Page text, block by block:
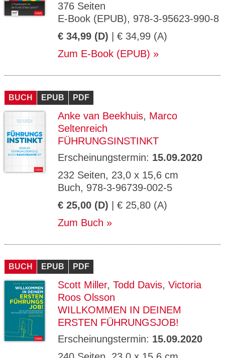
376 Seiten
E-Book (EPUB), 978-3-95623-990-8
€ 34,99 (D) | € 34,99 (A)
Zum E-Book (EPUB)
BUCH EPUB PDF
Anke van Beekhuis, Marco
Seltenreich
FÜHRUNGSINSTINKT
Erscheinungstermin: 15.09.2020
232 Seiten, 23,0 x 15,6 cm
Buch, 978-3-96739-002-5
€ 25,00 (D) | € 25,80 (A)
Zum Buch
BUCH EPUB PDF
Scott Miller, Todd Davis, Victoria
Roos Olsson
WILLKOMMEN IN DEINEM
ERSTEN FÜHRUNGSJOB!
Erscheinungstermin: 15.09.2020